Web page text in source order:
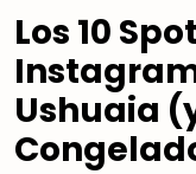
Los 10
Ushuaia